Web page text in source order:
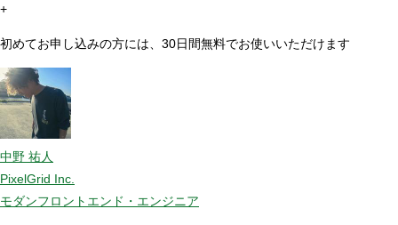
+
初めてお申し込みの方には、30日間無料でお使いいただけます
中野 祐人
PixelGrid Inc.
モダンフロントエンド・エンジニア